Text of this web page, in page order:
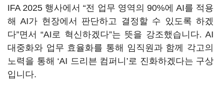
IFA 2025 행사에서“전 업무 영역의 90%에 AI를 적용
해AI가 현장에서 판단하고 결정할 수 있도록 하겠
다”면서“AI로 혁신하겠다”는 뜻을 강조했습니다. AI
대중화와 업무 효율화를 통해 임직원과 함께 각고의
노력을 통해 ‘AI 드리븐 컴퍼니 ’로 진화하겠다는 구상
입니다.